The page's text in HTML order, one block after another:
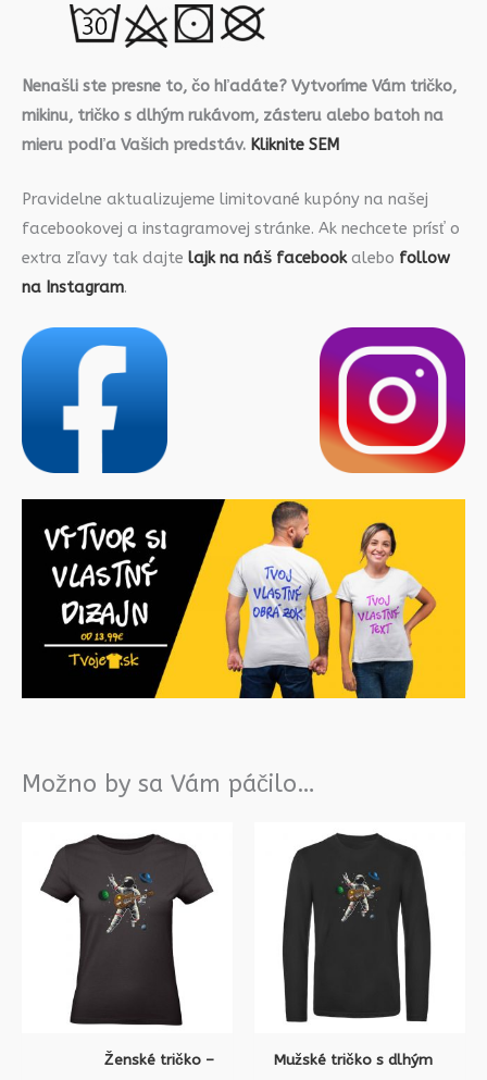
Nenašli ste presne to, čo hľadáte? Vytvoríme Vám tričko,
mikinu, tričko s dlhým rukávom, zásteru alebo batoh na
mieru podľa Vašich predstáv. Kliknite SEM
Pravidelne aktualizujeme limitované kupóny na našej
facebookovej a instagramovej stránke. Ak nechcete prísť o
extra zľavy tak dajte lajk na náš facebookalebo follow
na Instagram.
Možno by sa Vám páčilo…
Ženské tričko –
Mužské tričko s dlhým